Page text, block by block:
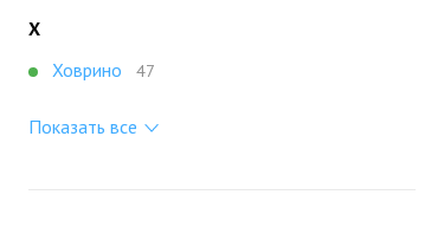
Х
Ховрино
47
Показать все